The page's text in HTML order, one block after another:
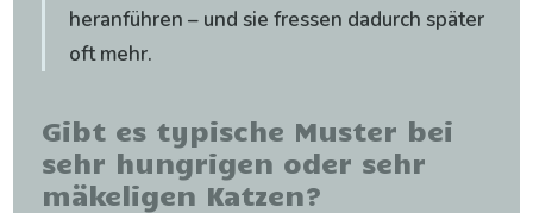
heranführen – und sie fressen dadurch später
oft mehr.
Gibt es typische Muster bei
sehr hungrigen oder sehr
mäkeligen Katzen?